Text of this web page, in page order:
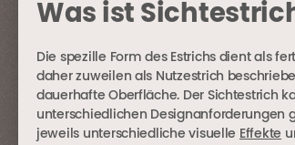
Was ist
Die spezille Form des Estrichs dient als
daher zuweilen als Nutzestrich
dauerhafte Oberfläche. Der Sichtestrich
unterschiedlichen Designanforderungen
jeweils unterschiedliche visuelle Effekte